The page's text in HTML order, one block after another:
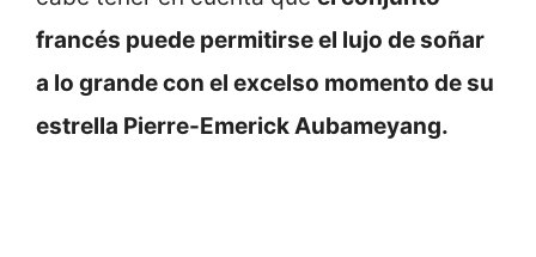
francés puede permitirse el lujo de soñar
a lo grande con el excelso momento de su
estrella Pierre-Emerick Aubameyang.